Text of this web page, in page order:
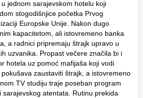
jednom sarajevskom hotelu koji
stogodišnjice početka Prvog
Europske Unije. Nakon dugo
kapacitetom, ali istovremeno banka
a radnici pripremaju štrajk upravo u
uzvanika. Propast večere značila bi i
hotela uz pomoć mafijaša koji vodi
zaustaviti štrajk, a istovremeno
TV studiju traje poseban program
sarajevskog atentata. Rutinu prekida